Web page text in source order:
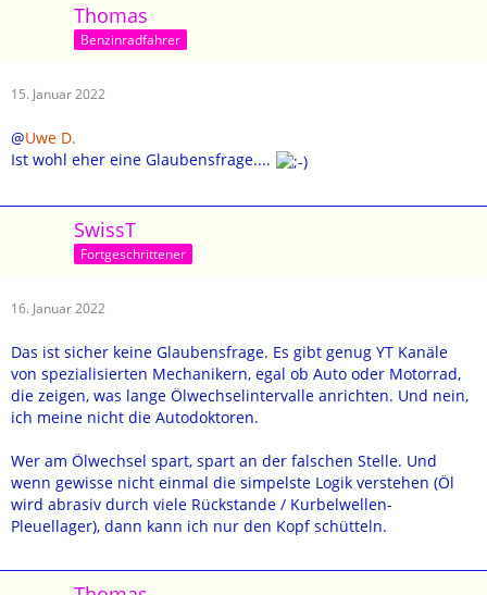
Thomas
Benzinradfahrer
15. Januar 2022
@Uwe D.
Ist wohl eher eine Glaubensfrage....
SwissT
Fortgeschrittener
16. Januar 2022
Das ist sicher keine Glaubensfrage. Es gibt genug YT Kanäle
von spezialisierten Mechanikern, egal ob Auto oder Motorrad,
die zeigen, was lange Ölwechselintervalle anrichten. Und nein,
ich meine nicht die Autodoktoren.
Wer am Ölwechsel spart, spart an der falschen Stelle. Und
wenn gewisse nicht einmal die simpelste Logik verstehen (Öl
wird abrasiv durch viele Rückstande / Kurbelwellen-
Pleuellager), dann kann ich nur den Kopf schütteln.